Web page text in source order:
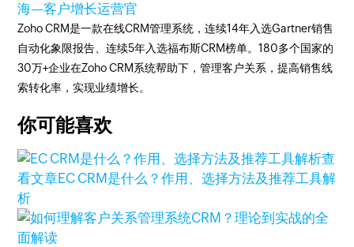
海—客户增长运营官
Zoho CRM是一款在线CRM管理系统，连续14年入选Gartner销售
自动化象限报告、连续5年入选福布斯CRM榜单。180多个国家的
30万+企业在Zoho CRM系统帮助下，管理客户关系，提高销售线
索转化率，实现业绩增长。
你可能喜欢
查
看文章EC CRM是什么？作用、选择方法及推荐工具解
析